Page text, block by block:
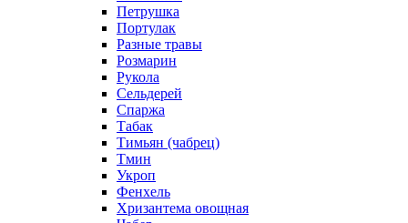
Петрушка
Портулак
Разные травы
Розмарин
Рукола
Сельдерей
Спаржа
Табак
Тимьян (чабрец)
Тмин
Укроп
Фенхель
Хризантема овощная